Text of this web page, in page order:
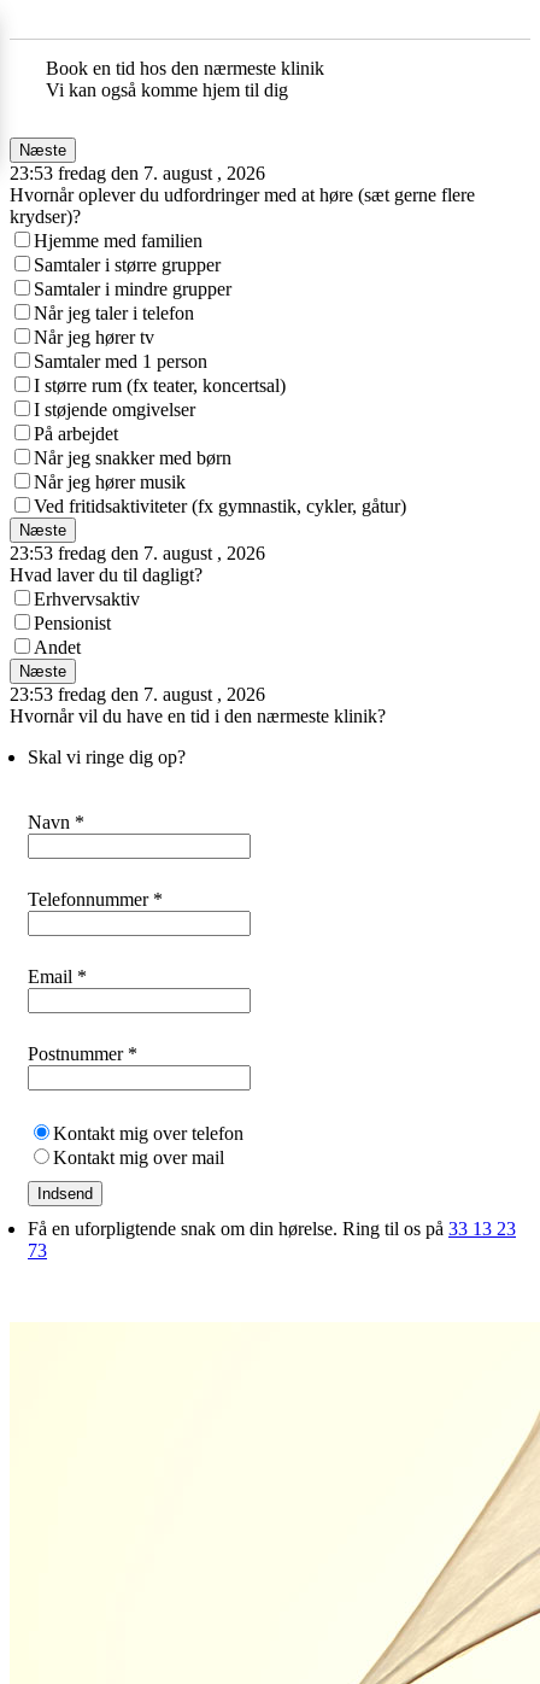
Book en tid hos den nærmeste klinik
Vi kan også komme hjem til dig
Næste
23:53 fredag den 7. august , 2026
Hvornår oplever du udfordringer med at høre (sæt gerne flere
krydser)?
Hjemme med familien
Samtaler i større grupper
Samtaler i mindre grupper
Når jeg taler i telefon
Når jeg hører tv
Samtaler med 1 person
I større rum (fx teater, koncertsal)
I støjende omgivelser
På arbejdet
Når jeg snakker med børn
Når jeg hører musik
Ved fritidsaktiviteter (fx gymnastik, cykler, gåtur)
Næste
23:53 fredag den 7. august , 2026
Hvad laver du til dagligt?
Erhvervsaktiv
Pensionist
Andet
Næste
23:53 fredag den 7. august , 2026
Hvornår vil du have en tid i den nærmeste klinik?
Skal vi ringe dig op?
Navn *
Telefonnummer *
Email *
Postnummer *
Kontakt mig over telefon
Kontakt mig over mail
Indsend
Få en uforpligtende snak om din hørelse. Ring til os på 33 13 23
73